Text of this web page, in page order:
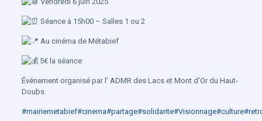
Séance à 15h00 – Salles 1 ou 2
Au cinéma de Métabief
5€ la séance
Événement organisé par l’ ADMR des Lacs et Mont d’Or du Haut-
Doubs
#mairiemetabief#cinema#partage#solidarite#Visionnage#culture